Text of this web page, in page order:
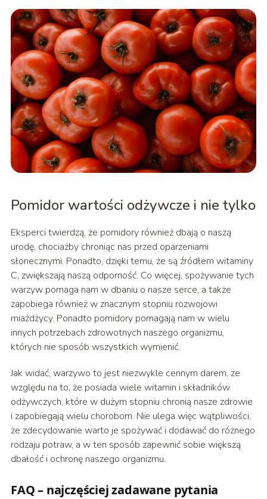
Pomidor wartości odżywcze i nie tylko
Eksperci twierdzą, że pomidory również dbają o naszą
urodę, chociażby chroniąc nas przed oparzeniami
słonecznymi. Ponadto, dzięki temu, że są źródłem witaminy
C, zwiększają naszą odporność. Co więcej, spożywanie tych
warzyw pomaga nam w dbaniu o nasze serce, a także
zapobiega również w znacznym stopniu rozwojowi
miażdżycy. Ponadto pomidory pomagają nam w wielu
innych potrzebach zdrowotnych naszego organizmu,
których nie sposób wszystkich wymienić.
Jak widać, warzywo to jest niezwykle cennym darem, ze
względu na to, że posiada wiele witamin i składników
odżywczych, które w dużym stopniu chronią nasze zdrowie
i zapobiegają wielu chorobom. Nie ulega więc wątpliwości,
że zdecydowanie warto je spożywać i dodawać do różnego
rodzaju potraw, a w ten sposób zapewnić sobie większą
dbałość i ochronę naszego organizmu.
FAQ – najczęściej zadawane pytania